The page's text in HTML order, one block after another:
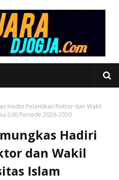
Hadiri Pelantikan Rektor dan Wakil
(UII) Periode 2026-2030
Hadiri
dan Wakil
Islam